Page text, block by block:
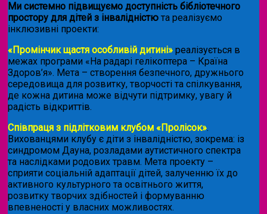
Ми системно підвищуємо доступність бібліотечного
простору для дітей з інвалідністю та реалізуємо
інклюзивні проекти:
«Промінчик щастя особливій дитині» реалізується в
межах програми «На радарі гелікоптера – Країна
Здоров’я». Мета – створення безпечного, дружнього
середовища для розвитку, творчості та спілкування,
де кожна дитина може відчути підтримку, увагу й
радість відкриттів.
Співпраця з підлітковим клубом «Пролісок».
Вихованцями клубу є діти з інвалідністю, зокрема: із
синдромом Дауна, розладами аутистичного спектра
та наслідками родових травм. Мета проекту –
сприяти соціальній адаптації дітей, залученню їх до
активного культурного та освітнього життя,
розвитку творчих здібностей і формуванню
впевненості у власних можливостях.